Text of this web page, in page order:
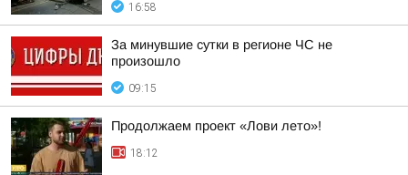
16:58
За минувшие сутки в регионе ЧС не
произошло
09:15
Продолжаем проект «Лови лето»!
18:12